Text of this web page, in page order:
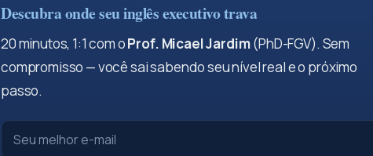
Descubra onde seu inglês executivo trava
20 minutos, 1:1 com oProf. Micael Jardim(PhD-FGV). Sem
compromisso — você sai sabendo seu nível real e o próximo
passo.